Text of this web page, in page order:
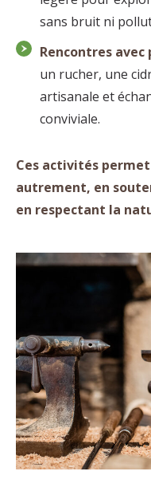
sans bruit ni
Rencontres avec
un rucher, une
artisanale et
conviviale.
Ces activités
autrement, en
en respectant la